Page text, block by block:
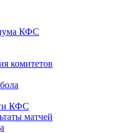
КФС
комитетов
КФС
матчей